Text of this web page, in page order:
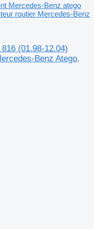
Mercedes-Benz atego
routier Mercedes-Benz
(01.98-12.04)
Benz Atego,